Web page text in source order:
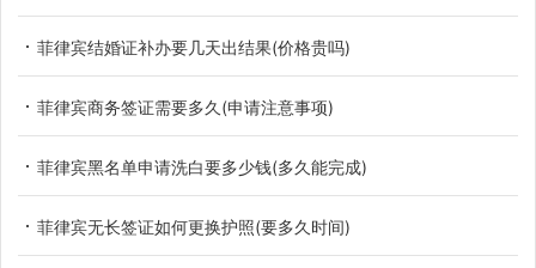
菲律宾结婚证补办要几天出结果(价格贵吗)
菲律宾商务签证需要多久(申请注意事项)
菲律宾黑名单申请洗白要多少钱(多久能完成)
菲律宾无长签证如何更换护照(要多久时间)